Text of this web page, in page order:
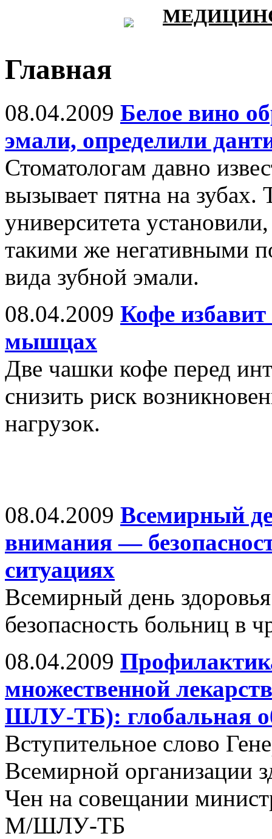
Главная
08.04.2009 Белое вино
эмали, определили
Стоматологам давно
вызывает пятна на
университета
такими же негативными
вида зубной эмали.
08.04.2009 Кофе избавит
мышцах
Две чашки кофе перед
снизить риск
нагрузок.
08.04.2009 Всемирный
внимания —
ситуациях
Всемирный день
безопасность больниц в
08.04.2009
множественной
ШЛУ-ТБ): глобальная
Вступительное слово
Всемирной организации
Чен на совещании
М/ШЛУ-ТБ